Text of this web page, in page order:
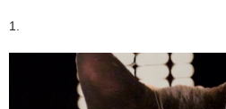
1.